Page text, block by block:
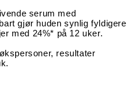
serum med
gjør huden synlig fyldigere
med 24%* på 12 uker.
resultater